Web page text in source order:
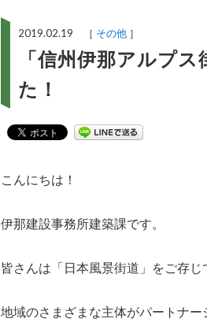
2019.02.19 ［ その他 ］
「信州伊那アルプ
た！
こんにちは！
伊那建設事務所建築課です。
皆さんは「日本風景街道」をご存じ
地域のさまざまな主体がパートナ